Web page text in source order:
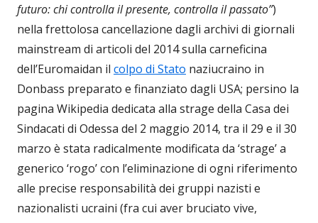
futuro: chi controlla il presente, controlla il passato”)
nella frettolosa cancellazione dagli archivi di giornali
mainstream di articoli del 2014 sulla carneficina
dell’Euromaidan il colpo di Stato naziucraino in
Donbass preparato e finanziato dagli USA; persino la
pagina Wikipedia dedicata alla strage della Casa dei
Sindacati di Odessa del 2 maggio 2014, tra il 29 e il 30
marzo è stata radicalmente modificata da ‘strage’ a
generico ‘rogo’ con l’eliminazione di ogni riferimento
alle precise responsabilità dei gruppi nazisti e
nazionalisti ucraini (fra cui aver bruciato vive,